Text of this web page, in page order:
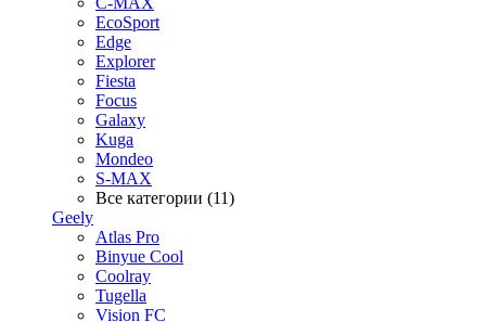
EcoSport
Edge
Explorer
Fiesta
Focus
Galaxy
Kuga
Mondeo
S-MAX
Все категории (11)
Geely
Atlas Pro
Binyue Cool
Coolray
Tugella
Vision FC